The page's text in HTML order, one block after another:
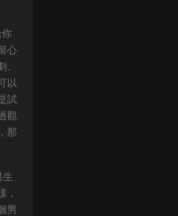
心
以
試
觀
那
，
男